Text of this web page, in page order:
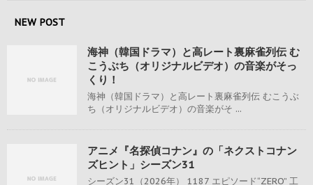
NEW POST
海神（韓国ドラマ）と高レート裏麻雀列伝 む
こうぶち（オリジナルビデオ）の音楽がそっ
くり！
海神（韓国ドラマ）と高レート裏麻雀列伝 むこうぶ
ち（オリジナルビデオ）の音楽がそ ...
アニメ『名探偵コナン』の「ネクストコナン
ズヒント」シーズン31
シーズン31（2026年） 1187 エピソード“ZERO” 工